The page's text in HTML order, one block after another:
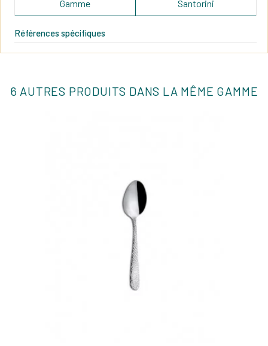
Gamme Santorini
Références spécifiques
6 AUTRES PRODUITS DANS LA MÊME GAMME